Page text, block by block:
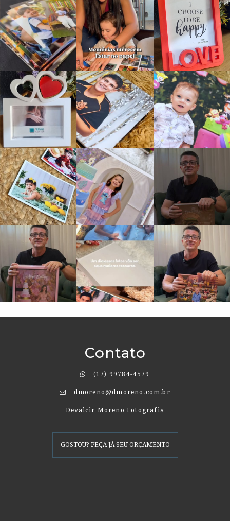
Contato
(17) 99784-4579
dmoreno@dmoreno.com.br
Devalcir Moreno Fotografia
GOSTOU? PEÇA JÁ SEU ORÇAMENTO